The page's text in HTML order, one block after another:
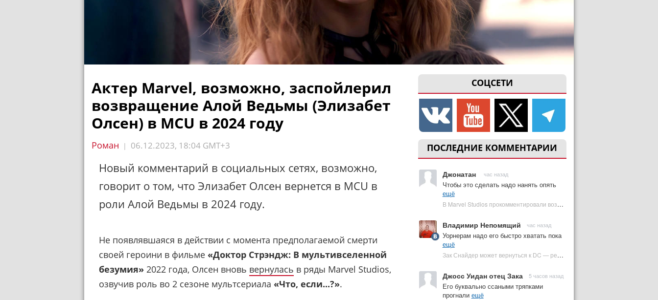
СОЦСЕТИ
ПОСЛЕДНИЕ КОММЕНТАРИИ
Джонатан час назад
Чтобы это сделать надо нанять опять
ещё
В Marvel Studios прокомментировали возвращение Канга на экраны | Plugged In Ru
Владимир Непомящий час назад
Уорнерам надо его быстро хватать пока
ещё
Зак Снайдер может вернуться к DC — режиссер общался с Warner Bros. (фото) | Plugged In Ru
Джосс Уидан отец Зака 5 часов назад
Его буквально ссаными тряпками
прогнали ещё
Актер Marvel, возможно, заспойлерил
возвращение Алой Ведьмы (Элизабет
Олсен) в MCU в 2024 году
Роман | 06.12.2023, 18:04 GMT+3
Новый комментарий в социальных сетях, возможно,
говорит о том, что Элизабет Олсен вернется в MCU в
роли Алой Ведьмы в 2024 году.
Не появлявшаяся в действии с момента предполагаемой смерти
своей героини в фильме «Доктор Стрэндж: В мультивселенной
безумия» 2022 года, Олсен вновь вернулась в ряды Marvel Studios,
озвучив роль во 2 сезоне мультсериала «Что, если...?».